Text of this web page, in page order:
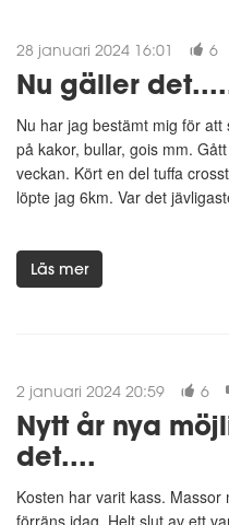
28 januari 2024 16:01 6
Nu gäller
Nu har jag bestämt mig för
på kakor, bullar, gois mm.
veckan. Kört en del tuffa
löpte jag 6km. Var det
Läs mer
2 januari 2024 20:59 6
Nytt år nya
det....
Kosten har varit kass.
förräns idag. Helt slut av ett